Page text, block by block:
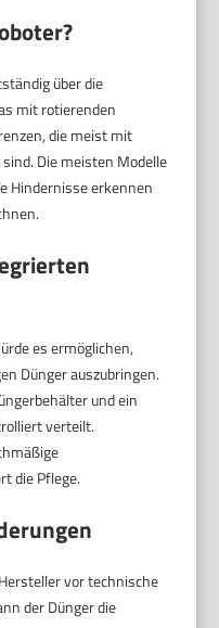
über die
mit rotierenden
die meist mit
Die meisten Modelle
Hindernisse erkennen
es ermöglichen,
Dünger auszubringen.
und ein
verteilt.
die Pflege.
vor technische
der Dünger die